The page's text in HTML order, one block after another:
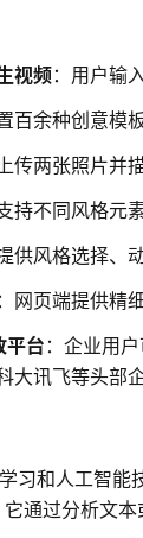
视频：用户输
百余种创意模
传两张照片并
持不同风格元
供风格选择、
：网页端提供精
平台：企业用
大讯飞等头部
习和人工智
通过分析文